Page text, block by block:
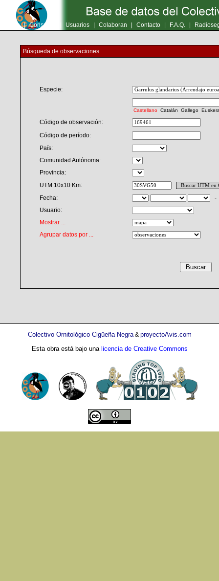
Inicio | Consultas Usuarios Colaboran Contacto F.A.Q.
Búsqueda de observaciones
Especie:
Castellano Catalán Gallego
Código de observación:
Código de período:
País:
Comunidad Autónoma:
Provincia:
UTM 10x10 Km:
Fecha:
Usuario:
Mostrar ...
Agrupar datos por ...
Colectivo Ornitológico Cigüeña Negra& proyectoAvis.com
Esta obra está bajo una licencia de Creative Commons